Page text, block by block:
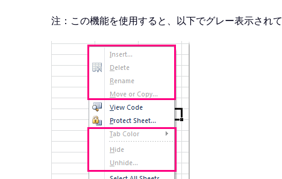
注：この機能を使用すると、以下でグレー表示され